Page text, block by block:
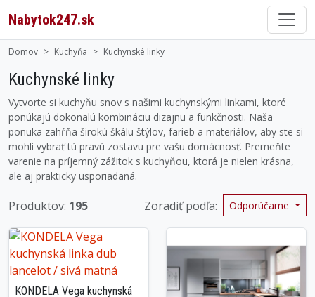
Nabytok247.sk
Domov Kuchyňa Kuchynské linky
Kuchynské linky
Vytvorte si kuchyňu snov s našimi kuchynskými linkami, ktoré
ponúkajú dokonalú kombináciu dizajnu a funkčnosti. Naša
ponuka zahŕňa širokú škálu štýlov, farieb a materiálov, aby ste si
mohli vybrať tú pravú zostavu pre vašu domácnosť. Premeňte
varenie na príjemný zážitok s kuchyňou, ktorá je nielen krásna,
ale aj prakticky usporiadaná.
Produktov: 195 Zoradiť podľa: Odporúčame
KONDELA Vega kuchynská